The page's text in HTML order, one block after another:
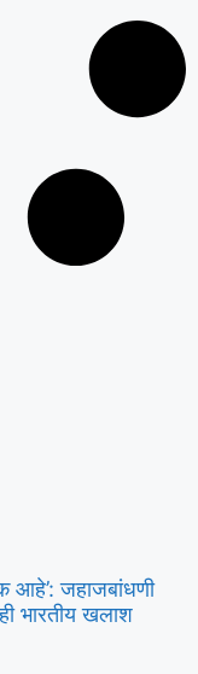
आहे’: जहाजबांधणी
भारतीय खलाश